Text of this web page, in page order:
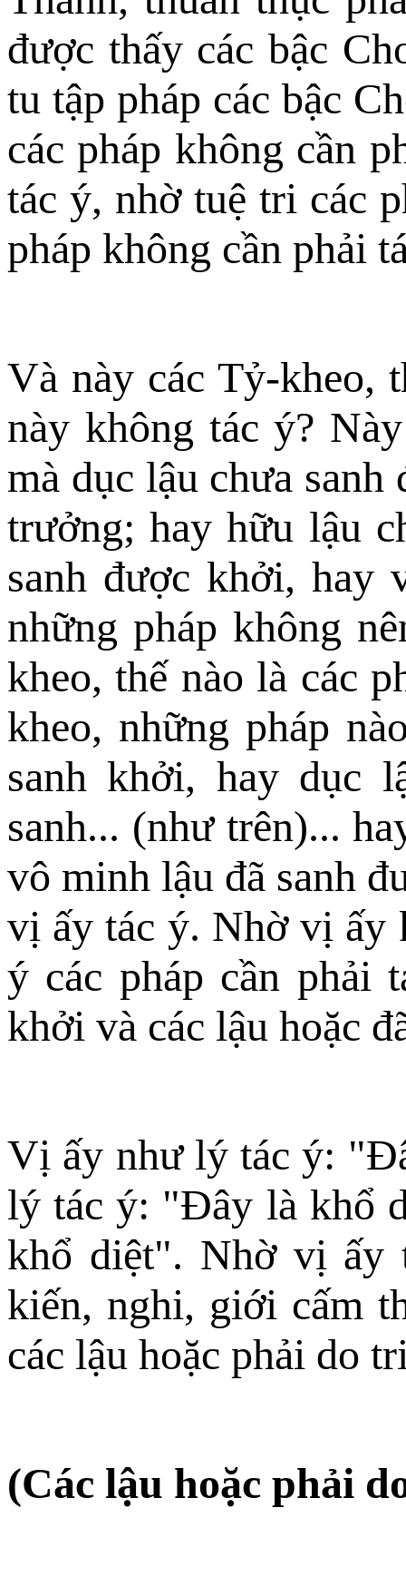
được thấy các bậc
tu tập pháp các bậc
các pháp không cần
tác ý, nhờ tuệ tri các
pháp không cần phải
Và này các Tỷ-kheo,
này không tác ý?
mà dục lậu chưa
trưởng; hay hữu lậu
sanh được khởi, hay
những pháp không
kheo, thế nào là các
kheo, những pháp
sanh khởi, hay dục
sanh... (như trên)...
vô minh lậu đã sanh
vị ấy tác ý. Nhờ vị ấy
ý các pháp cần phải
khởi và các lậu hoặc
Vị ấy như lý tác ý:
lý tác ý: "Ðây là khổ
khổ diệt". Nhờ vị ấy
kiến, nghi, giới cấm
các lậu hoặc phải do
(Các lậu hoặc phải